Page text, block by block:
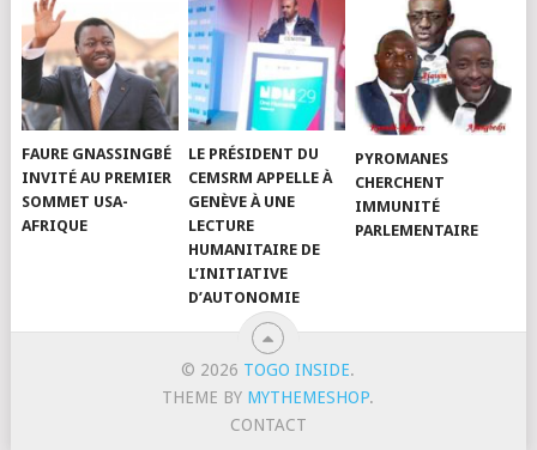
FAURE GNASSINGBÉ
INVITÉ AU PREMIER
SOMMET USA-
AFRIQUE
LE PRÉSIDENT DU
CEMSRM APPELLE À
GENÈVE À UNE
LECTURE
HUMANITAIRE DE
L’INITIATIVE
D’AUTONOMIE
PYROMANES
CHERCHENT
IMMUNITÉ
PARLEMENTAIRE
© 2026 TOGO INSIDE.
THEME BY MYTHEMESHOP.
CONTACT